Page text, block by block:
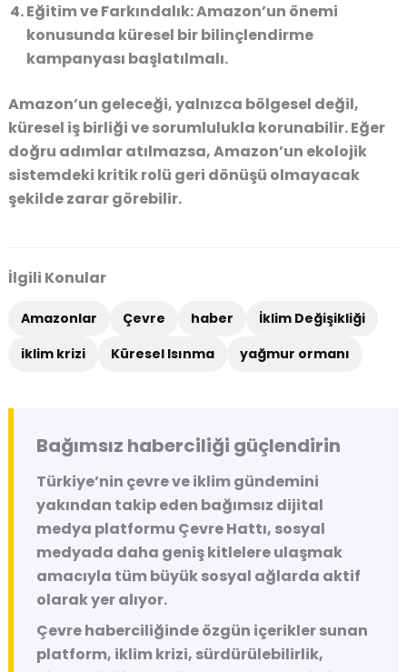
Eğitim ve Farkındalık:Amazon’un önemi
konusunda küresel bir bilinçlendirme
kampanyası başlatılmalı.
Amazon’un geleceği, yalnızca bölgesel değil,
küresel iş birliği ve sorumlulukla korunabilir. Eğer
doğru adımlar atılmazsa, Amazon’un ekolojik
sistemdeki kritik rolü geri dönüşü olmayacak
şekilde zarar görebilir.
İlgili Konular
Amazonlar Çevre haber
İklim Değişikliği
iklim krizi
Küresel Isınma yağmur ormanı
Bağımsız haberciliği güçlendirin
Türkiye’nin çevre ve iklim gündemini
yakından takip eden bağımsız dijital
medya platformu Çevre Hattı, sosyal
medyada daha geniş kitlelere ulaşmak
amacıyla tüm büyük sosyal ağlarda aktif
olarak yer alıyor.
Çevre haberciliğinde özgün içerikler sunan
platform, iklim krizi, sürdürülebilirlik,